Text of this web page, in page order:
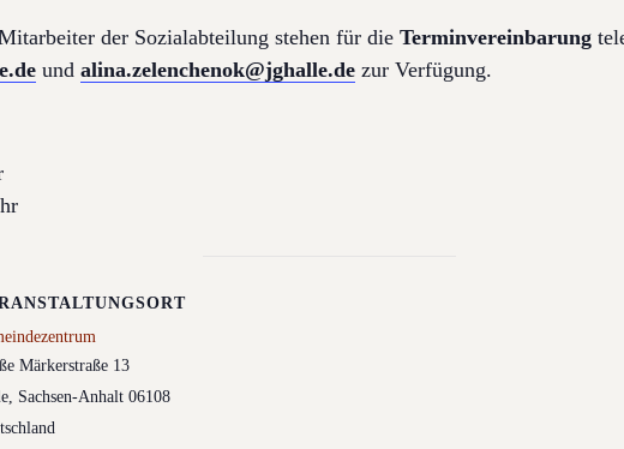
der Sozialabteilung stehen für die Terminvereinbarung
und alina.zelenchenok@jghalle.de zur Verfügung.
Märkerstraße 13
, Sachsen-Anhalt 06108